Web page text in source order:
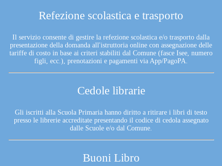
Refezione scolastica e trasporto
Il servizio consente di gestire la refezione scolastica e/o trasporto dalla
presentazione della domanda all'istruttoria online con assegnazione delle
tariffe di costo in base ai criteri stabiliti dal Comune (fasce Isee, numero
figli, ecc.), prenotazioni e pagamenti via App/PagoPA.
Cedole librarie
Gli iscritti alla Scuola Primaria hanno diritto a ritirare i libri di testo
presso le librerie accreditate presentando il codice di cedola assegnato
dalle Scuole e/o dal Comune.
Buoni Libro